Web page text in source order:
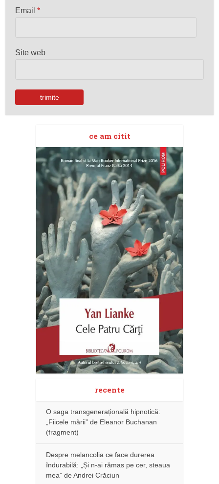
Email*
Site web
ce am citit
recente
O saga transgenerațională hipnotică:
„Fiicele mării” de Eleanor Buchanan
(fragment)
Despre melancolia ce face durerea
îndurabilă: „Și n-ai rămas pe cer, steaua
mea” de Andrei Crăciun